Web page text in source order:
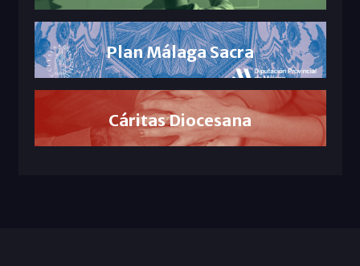
Plan Málaga Sacra
Cáritas Diocesana